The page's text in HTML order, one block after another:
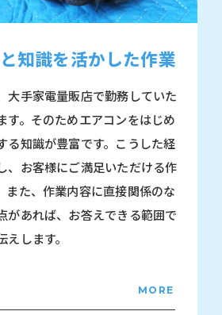
知識を活かした作業
大手家電量販店で勤務していた
す。そのためエアコンをはじめ
る知識が豊富です。こうした経
、お客様にご満足いただける作
また、作業内容に直接関係のな
があれば、お答えできる範囲で
します。